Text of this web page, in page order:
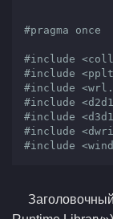
#pragma once
#include
#include
#include
#include
#include
#include
#include